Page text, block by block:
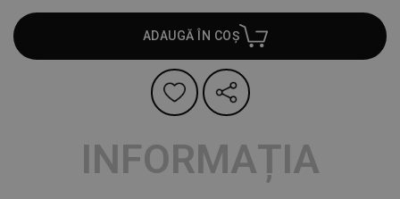
ADAUGĂ ÎN COȘ
INFORMAȚIA